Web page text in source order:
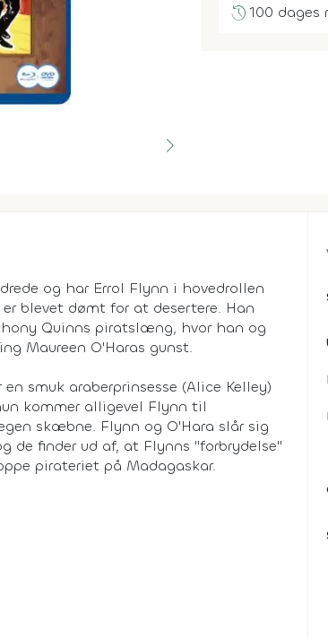
history100 dages
og har Errol Flynn i hovedrollen
blevet dømt for at desertere. Han
Quinns piratslæng, hvor han og
Maureen O'Haras gunst.
smuk araberprinsesse (Alice Kelley)
kommer alligevel Flynn til
skæbne. Flynn og O'Hara slår sig
de finder ud af, at Flynns "forbrydelse"
pirateriet på Madagaskar.